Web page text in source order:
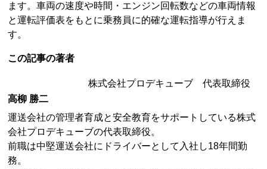
ます。車両の速度や時間・エンジン回転数などの車両情報
と運転評価表をもとに乗務員に的確な運転指導が行えま
す。
この記事の著者
株式会社プロデキューブ 代表取締役
高柳 勝二
運送会社の管理者育成と安全教育をサポートしている株式
会社プロデキューブの代表取締役。
前職は中堅運送会社にドライバーとして入社し18年間勤
務。